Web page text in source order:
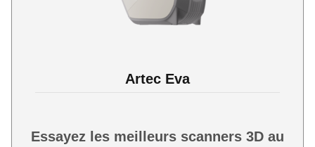
Artec Eva
Essayez les meilleurs scanners 3D au